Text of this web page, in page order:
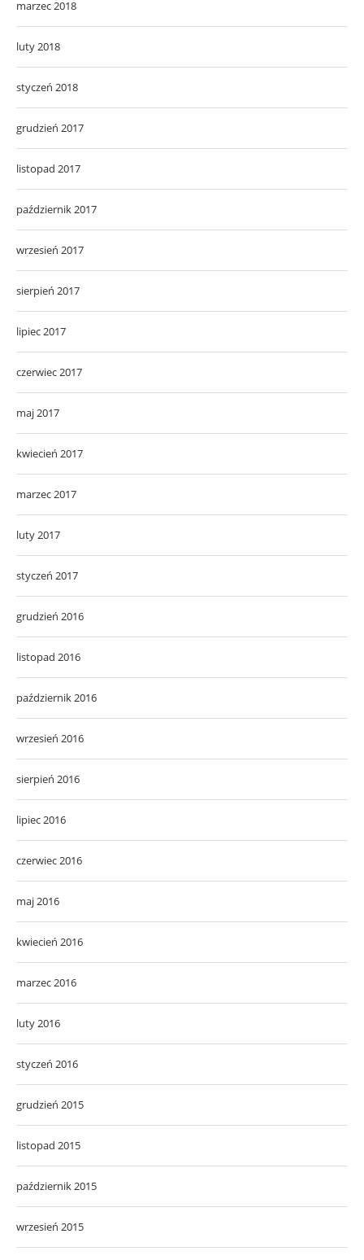
marzec 2018
luty 2018
styczeń 2018
grudzień 2017
listopad 2017
październik 2017
wrzesień 2017
sierpień 2017
lipiec 2017
czerwiec 2017
maj 2017
kwiecień 2017
marzec 2017
luty 2017
styczeń 2017
grudzień 2016
listopad 2016
październik 2016
wrzesień 2016
sierpień 2016
lipiec 2016
czerwiec 2016
maj 2016
kwiecień 2016
marzec 2016
luty 2016
styczeń 2016
grudzień 2015
listopad 2015
październik 2015
wrzesień 2015